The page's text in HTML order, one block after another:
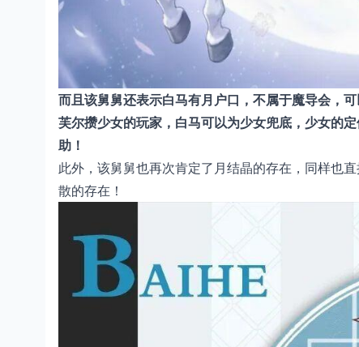
而且该舅舅还表示白马有月户口，不属于魔导会，
芙尔攒少女的玩家，白马可以为少女兜底，少女的
助！
此外，该舅舅也再次肯定了月结晶的存在，同样也
散的存在！